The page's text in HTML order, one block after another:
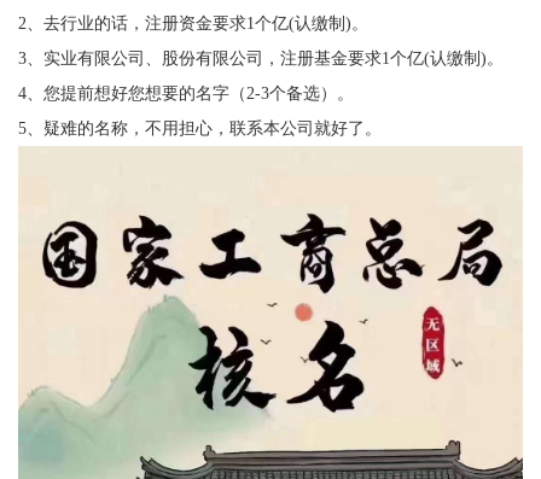
2、去行业的话，注册资金要求1个亿(认缴制)。
3、实业有限公司、股份有限公司，注册基金要求1个亿(认缴制)。
4、您提前想好您想要的名字（2-3个备选）。
5、疑难的名称，不用担心，联系本公司就好了。